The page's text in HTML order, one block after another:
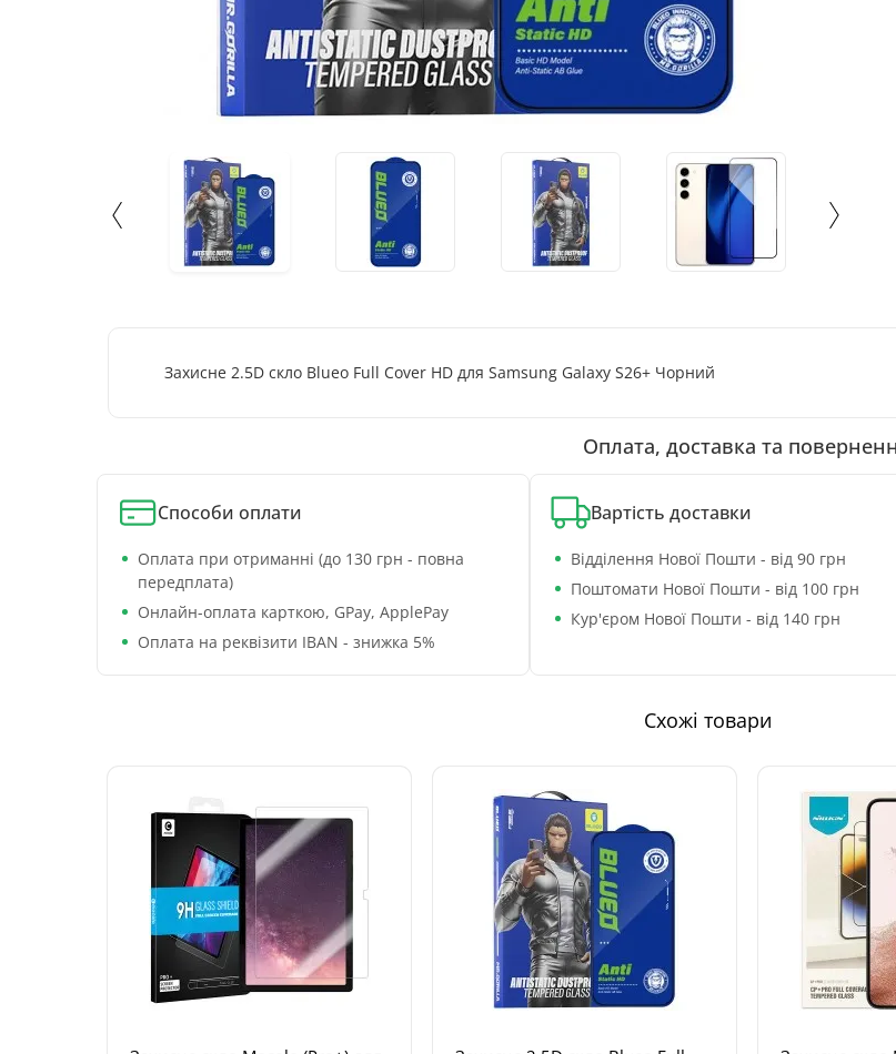
Захисне 2.5D скло Blueo Full Cover HD для Samsung Galaxy S26+ Чорний
Оплата, доставка та
Способи оплати
Оплата при отриманні (до 130 грн - повна
передплата)
Онлайн-оплата карткою, GPay, ApplePay
Оплата на реквізити IBAN - знижка 5%
Вартість доставки
Відділення Нової Пошти - від 90 грн
Поштомати Нової Пошти - від 100 грн
Кур'єром Нової Пошти - від 140 грн
Схожі товари